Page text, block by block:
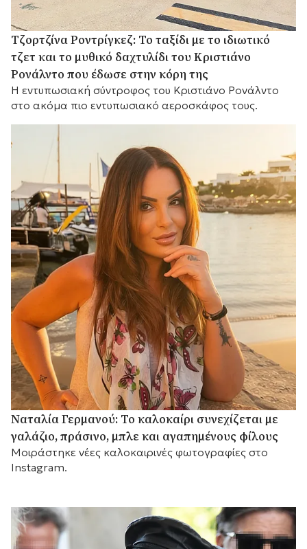
Τζορτζίνα Ροντρίγκεζ: Το ταξίδι με το ιδιωτικό
τζετ και το μυθικό δαχτυλίδι του Κριστιάνο
Ρονάλντο που έδωσε στην κόρη της
Η εντυπωσιακή σύντροφος του Κριστιάνο Ρονάλντο
στο ακόμα πιο εντυπωσιακό αεροσκάφος τους.
Ναταλία Γερμανού: Το καλοκαίρι συνεχίζεται με
γαλάζιο, πράσινο, μπλε και αγαπημένους φίλους
Mοιράστηκε νέες καλοκαιρινές φωτογραφίες στο
Instagram.